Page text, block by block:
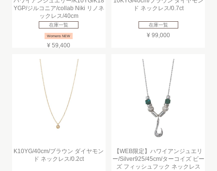
YGP/ジルコニア/collab Niki リノネ
ックレス/40cm
在庫一覧
Womens NEW
¥ 59,400
ド ネックレス/0.7ct
在庫一覧
¥ 99,000
K10YG/40cm/ブラウン ダイヤモン
ド ネックレス/0.2ct
【WEB限定】ハワイアンジュエリ
ー/Silver925/45cm/ターコイズ ビー
ズ フィッシュフック ネックレス